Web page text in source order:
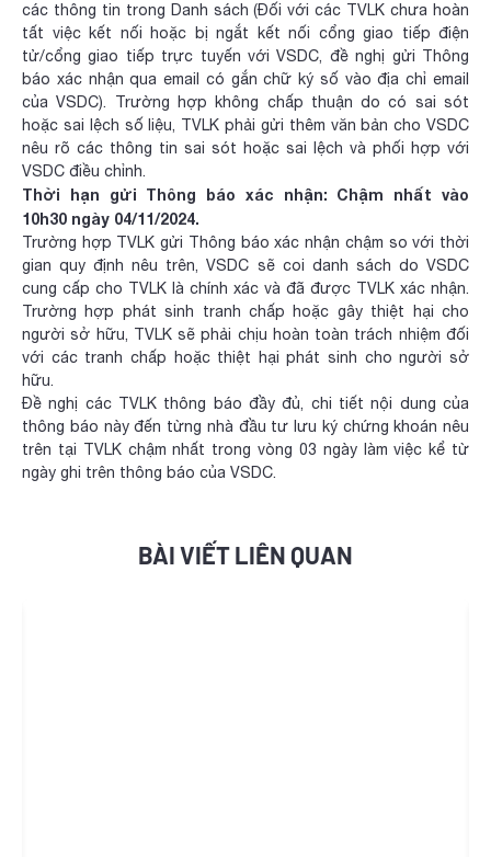
các thông tin trong Danh sách (Đối với các TVLK chưa hoàn
tất việc kết nối hoặc bị ngắt kết nối cổng giao tiếp điện
tử/cổng giao tiếp trực tuyến với VSDC, đề nghị gửi Thông
báo xác nhận qua email có gắn chữ ký số vào địa chỉ email
của VSDC). Trường hợp không chấp thuận do có sai sót
hoặc sai lệch số liệu, TVLK phải gửi thêm văn bản cho VSDC
nêu rõ các thông tin sai sót hoặc sai lệch và phối hợp với
VSDC điều chỉnh.
Thời hạn gửi Thông báo xác nhận: Chậm nhất vào
10h30 ngày 04/11/2024.
Trường hợp TVLK gửi Thông báo xác nhận chậm so với thời
gian quy định nêu trên, VSDC sẽ coi danh sách do VSDC
cung cấp cho TVLK là chính xác và đã được TVLK xác nhận.
Trường hợp phát sinh tranh chấp hoặc gây thiệt hại cho
người sở hữu, TVLK sẽ phải chịu hoàn toàn trách nhiệm đối
với các tranh chấp hoặc thiệt hại phát sinh cho người sở
hữu.
Đề nghị các TVLK thông báo đầy đủ, chi tiết nội dung của
thông báo này đến từng nhà đầu tư lưu ký chứng khoán nêu
trên tại TVLK chậm nhất trong vòng 03 ngày làm việc kể từ
ngày ghi trên thông báo của VSDC.
BÀI VIẾT LIÊN QUAN